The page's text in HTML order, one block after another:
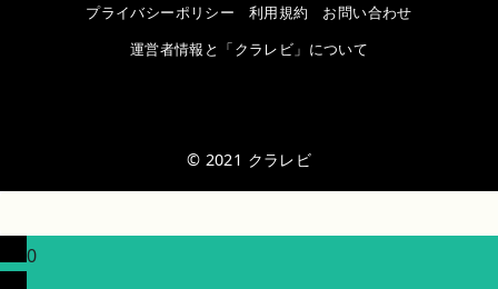
プライバシーポリシー 利用規約
お問い合わせ
運営者情報と「クラレビ」について
© 2021 クラレビ
0